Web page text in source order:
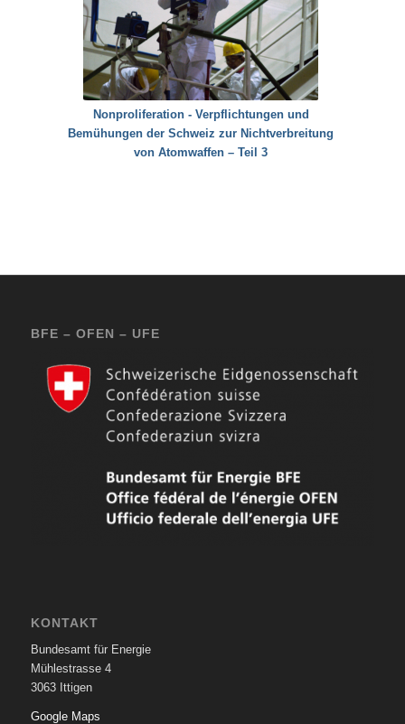
Nonproliferation - Verpflichtungen und
Bemühungen der Schweiz zur Nichtverbreitung
von Atomwaffen – Teil 3
BFE – OFEN – UFE
KONTAKT
Bundesamt für Energie
Mühlestrasse 4
3063 Ittigen
Google Maps